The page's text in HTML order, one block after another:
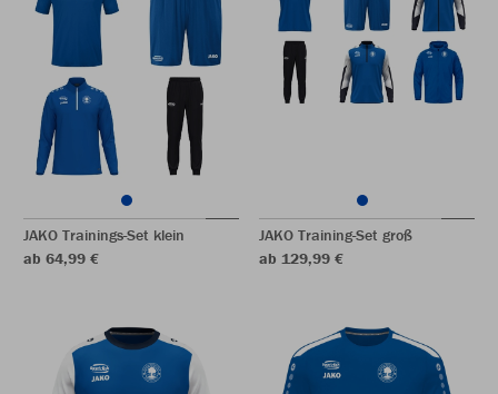
JAKO Trainings-Set klein
ab 64,99 €
JAKO Training-Set groß
ab 129,99 €